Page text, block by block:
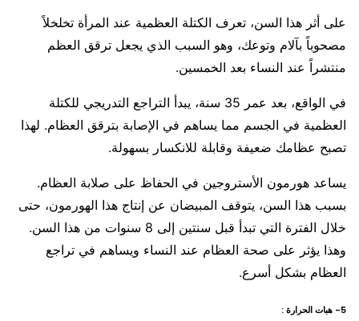
على أثر هذا السن، تعرف الكتلة العظمية عند المرأة تخلخلاً
مصحوباً بآلام وتوعك، وهو السبب الذي يجعل ترقق العظم
منتشراً عند النساء بعد الخمسين.
في الواقع، بعد عمر 35 سنة، يبدأ التراجع التدريجي للكتلة
العظمية في الجسم مما يساهم في الإصابة بترقق العظام. لهذا
تصبح عظامك ضعيفة وقابلة للانكسار بسهولة.
يساعد هورمون الأستروجين في الحفاظ على صلابة العظام.
بسبب هذا السن، يتوقف المبيضان عن إنتاج هذا الهورمون، حتى
خلال الفترة التي تبدأ قبل سنتين إلى 8 سنوات من هذا السن.
وهذا يؤثر على صحة العظام عند النساء ويساهم في تراجع
العظام بشكل أسرع.
5- هبات الحرارة :